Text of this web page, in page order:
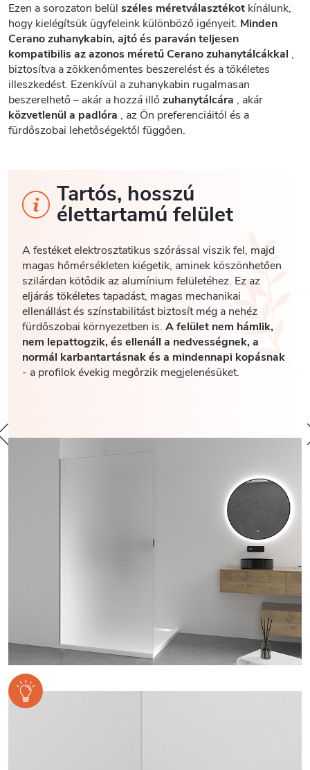
Ezen a sorozaton belül széles méretválasztékot kínálunk,
hogy kielégítsük ügyfeleink különböző igényeit. Minden
Cerano zuhanykabin, ajtó és paraván teljesen
kompatibilis az azonos méretű Cerano zuhanytálcákkal ,
biztosítva a zökkenőmentes beszerelést és a tökéletes
illeszkedést. Ezenkívül a zuhanykabin rugalmasan
beszerelhető – akár a hozzá illő zuhanytálcára , akár
közvetlenül a padlóra , az Ön preferenciáitól és a
fürdőszobai lehetőségektől függően.
Tartós, hosszú
élettartamú felület
A festéket elektrosztatikus szórással viszik fel, majd
magas hőmérsékleten kiégetik, aminek köszönhetően
szilárdan kötődik az alumínium felületéhez. Ez az
eljárás tökéletes tapadást, magas mechanikai
ellenállást és színstabilitást biztosít még a nehéz
fürdőszobai környezetben is. A felület nem hámlik,
nem lepattogzik, és ellenáll a nedvességnek, a
normál karbantartásnak és a mindennapi kopásnak
- a profilok évekig megőrzik megjelenésüket.